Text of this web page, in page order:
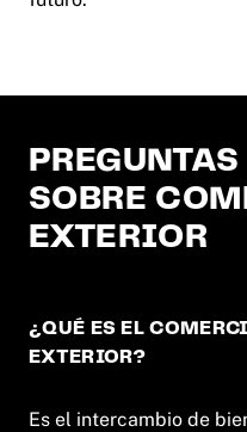
SOBRE
EXTERIOR
¿QUÉ ES EL
EXTERIOR?
Es el intercambio de